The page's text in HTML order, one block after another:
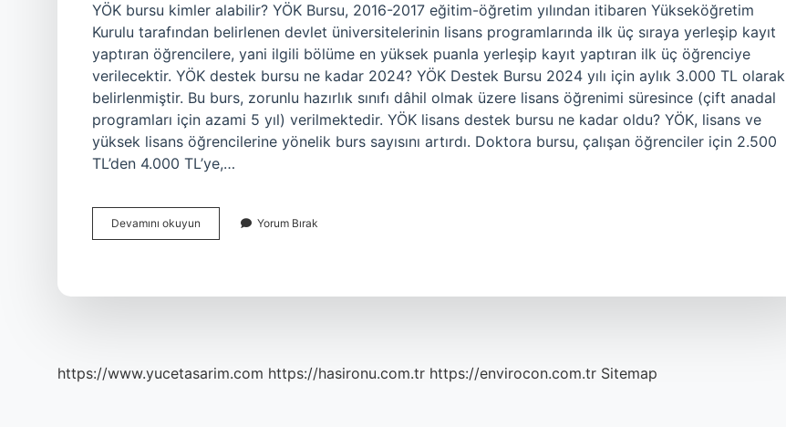
YÖK bursu kimler alabilir? YÖK Bursu, 2016-2017 eğitim-öğretim yılından itibaren Yükseköğretim
Kurulu tarafından belirlenen devlet üniversitelerinin lisans programlarında ilk üç sıraya yerleşip kayıt
yaptıran öğrencilere, yani ilgili bölüme en yüksek puanla yerleşip kayıt yaptıran ilk üç öğrenciye
verilecektir. YÖK destek bursu ne kadar 2024? YÖK Destek Bursu 2024 yılı için aylık 3.000 TL olarak
belirlenmiştir. Bu burs, zorunlu hazırlık sınıfı dâhil olmak üzere lisans öğrenimi süresince (çift anadal
programları için azami 5 yıl) verilmektedir. YÖK lisans destek bursu ne kadar oldu? YÖK, lisans ve
yüksek lisans öğrencilerine yönelik burs sayısını artırdı. Doktora bursu, çalışan öğrenciler için 2.500
TL’den 4.000 TL’ye,…
Devamını okuyun
Destek
Yorum Bırak
https://www.yucetasarim.com https://hasironu.com.tr https://envirocon.com.tr Sitemap